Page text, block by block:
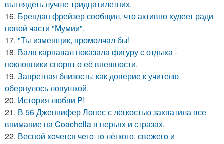
выглядеть лучше тридцатилетних.
16. Брендан фрейзер сообщил, что активно худеет ради
новой части "Мумии".
17. "Ты изменщик, промолчал бы!
18. Валя карнавал показала фигуру с отдыха -
поклонники спорят о её внешности.
19. Запретная близость: как доверие к учителю
обернулось ловушкой.
20. История любви P!
21. В 56 Дженнифер Лопес с лёгкостью захватила все
внимание на Coachella в перьях и стразах.
22. Весной xoчется чeгo-тo лёгкого, свежегo и